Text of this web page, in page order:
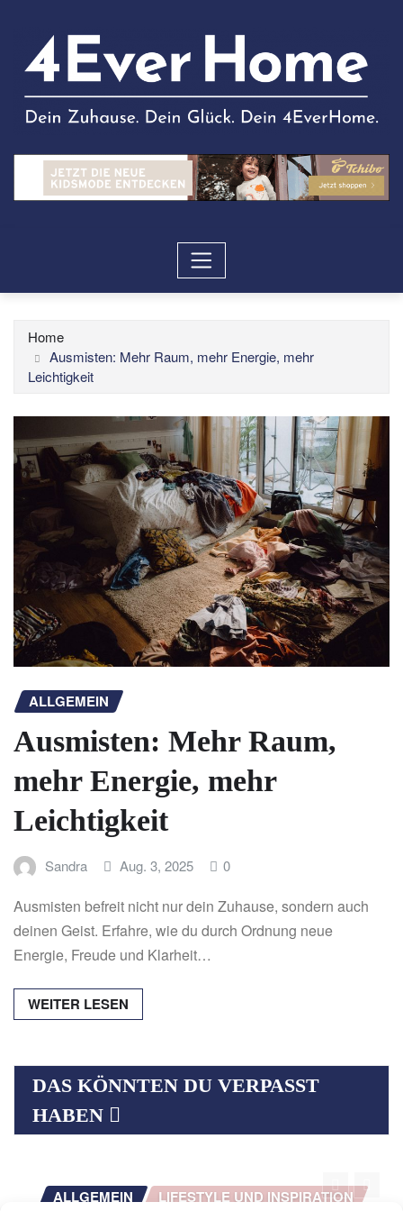
Home
Ausmisten: Mehr Raum, mehr Energie, mehr
Leichtigkeit
ALLGEMEIN
Ausmisten: Mehr Raum,
mehr Energie, mehr
Leichtigkeit
Sandra Aug. 3, 2025 0
Ausmisten befreit nicht nur dein Zuhause, sondern auch
deinen Geist. Erfahre, wie du durch Ordnung neue
Energie, Freude und Klarheit…
WEITER LESEN
DAS KÖNNTEN DU VERPASST
HABEN
ALLGEMEIN LIFESTYLE UND INSPIRATION